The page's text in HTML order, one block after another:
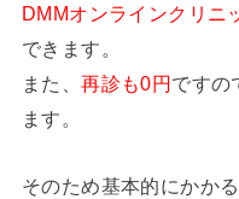
DMMオンラインクリニ
できます。
また、再診も0円ですの
ます。
そのため基本的にかか